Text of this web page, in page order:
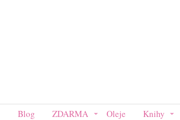
Blog ZDARMA Oleje Knihy